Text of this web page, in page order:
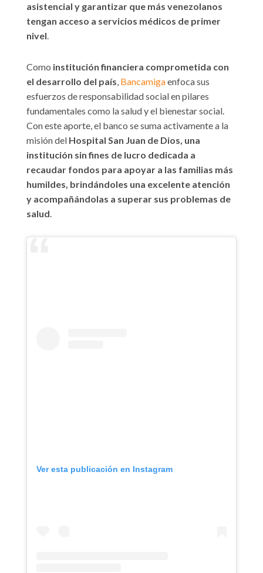
asistencial y garantizar que más venezolanos
tengan acceso a servicios médicos de primer
nivel.
Como institución financiera comprometida con
el desarrollo del país, Bancamigaenfoca sus
esfuerzos de responsabilidad social en pilares
fundamentales como la salud y el bienestar social.
Con este aporte, el banco se suma activamente a la
misión del Hospital San Juan de Dios, una
institución sin fines de lucro dedicada a
recaudar fondos para apoyar a las familias más
humildes, brindándoles una excelente atención
y acompañándolas a superar sus problemas de
salud.
Ver esta publicación en Instagram